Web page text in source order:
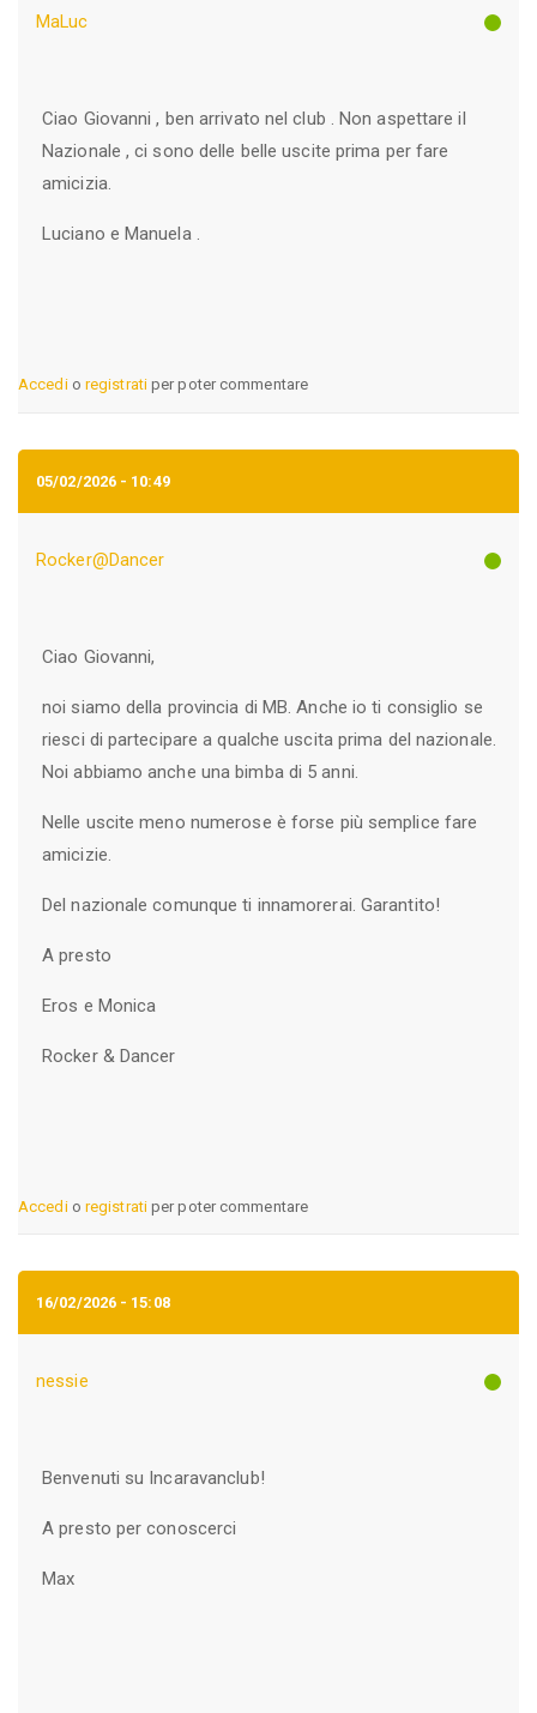
MaLuc
Ciao Giovanni , ben arrivato nel club . Non aspettare il
Nazionale , ci sono delle belle uscite prima per fare
amicizia.
Luciano e Manuela .
Accedio registratiper poter commentare
05/02/2026 - 10:49
Rocker@Dancer
Ciao Giovanni,
noi siamo della provincia di MB. Anche io ti consiglio se
riesci di partecipare a qualche uscita prima del nazionale.
Noi abbiamo anche una bimba di 5 anni.
Nelle uscite meno numerose è forse più semplice fare
amicizie.
Del nazionale comunque ti innamorerai. Garantito!
A presto
Eros e Monica
Rocker & Dancer
Accedio registratiper poter commentare
16/02/2026 - 15:08
nessie
Benvenuti su Incaravanclub!
A presto per conoscerci
Max